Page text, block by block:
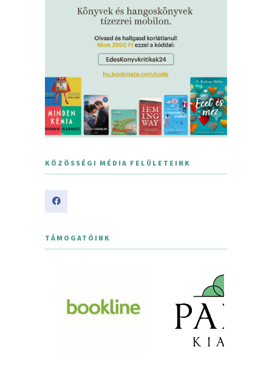
KÖZÖSSÉGI MÉDIA FELÜLETEINK
TÁMOGATÓINK